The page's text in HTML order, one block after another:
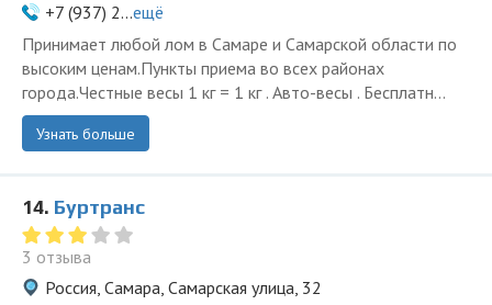
+7 (937) 2...ещё
Принимает любой лом в Самаре и Самарской области по
высоким ценам.Пункты приема во всех районах
города.Честные весы 1 кг = 1 кг . Авто-весы . Бесплатн...
Узнать больше
14. Буртранс
3 отзыва
Россия, Самара, Самарская улица, 32